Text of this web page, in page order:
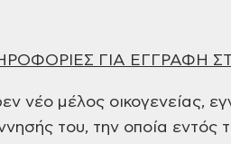
ΓΙΑ ΕΓΓΡΑΦΗ
νέο μέλος οικογενείας,
του, την οποία εντός